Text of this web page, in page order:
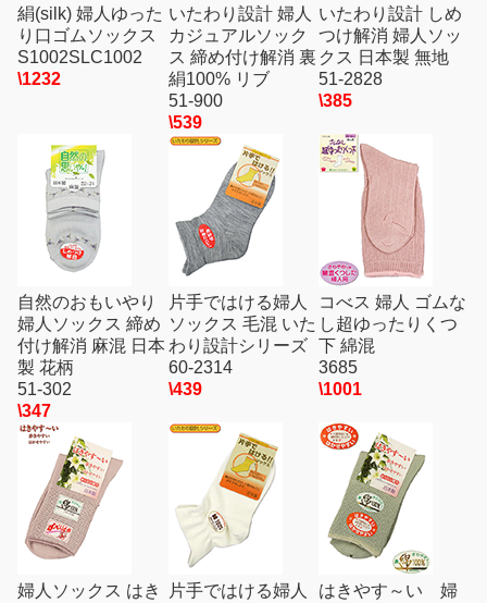
絹(silk) 婦人ゆった
り口ゴムソックス
S1002SLC1002
\1232
いたわり設計 婦人
カジュアルソック
ス 締め付け解消 裏
絹100% リブ
51-900
\539
いたわり設計 しめ
つけ解消 婦人ソッ
クス 日本製 無地
51-2828
\385
自然のおもいやり
婦人ソックス 締め
付け解消 麻混 日本
製 花柄
51-302
\347
片手ではける婦人
ソックス 毛混 いた
わり設計シリーズ
60-2314
\439
コべス 婦人 ゴムな
し超ゆったりくつ
下 綿混
3685
\1001
婦人ソックス はき
片手ではける婦人
はきやす～い 婦